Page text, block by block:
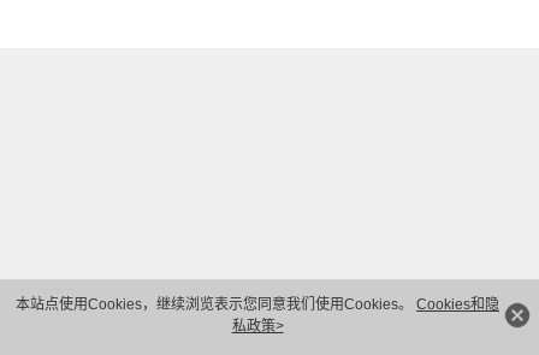
本站点使用Cookies，继续浏览表示您同意我们使用Cookies。 Cookies和隐
私政策>